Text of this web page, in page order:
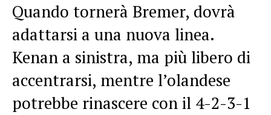
Quando tornerà Bremer, dovrà
adattarsi a una nuova linea.
Kenan a sinistra, ma più libero di
accentrarsi, mentre l’olandese
potrebbe rinascere con il 4-2-3-1